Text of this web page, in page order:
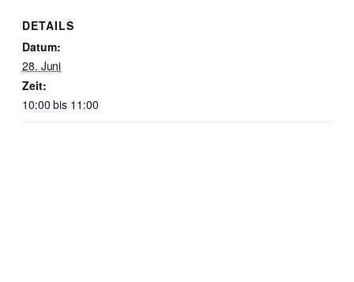
DETAILS
Datum:
28. Juni
Zeit:
10:00 bis 11:00